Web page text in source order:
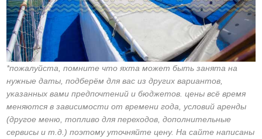
*пожалуйста, помните что яхта может быть занята на
нужные даты, подберём для вас из других вариантов,
указанных вами предпочтений и бюджетов. цены всё время
меняются в зависимости от времени года, условий аренды
(другое меню, топливо для переходов, дополнительные
сервисы и т.д.) поэтому уточняйте цену. На сайте написаны